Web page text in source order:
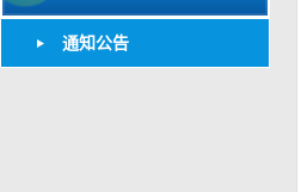
通知公告